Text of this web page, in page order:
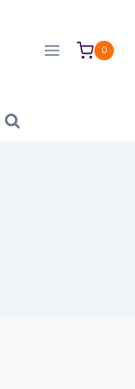
0